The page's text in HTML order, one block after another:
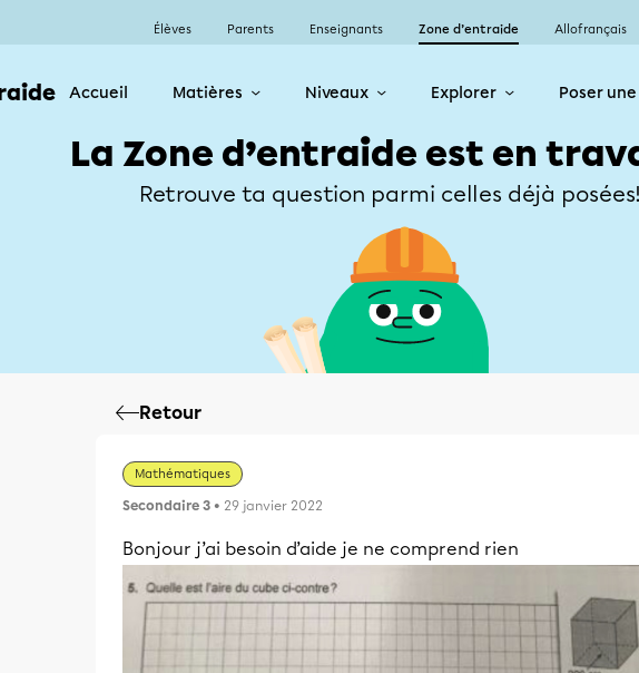
Élèves Parents Enseignants Zone d’entraide Allofrançais
Accueil Matières Niveaux Explorer Poser
La Zone d’entraide est en
Retrouve ta question parmi celles déjà
Retour
Mathématiques
Secondaire 3 • 29 janvier 2022
Bonjour j’ai besoin d’aide je ne comprend rien